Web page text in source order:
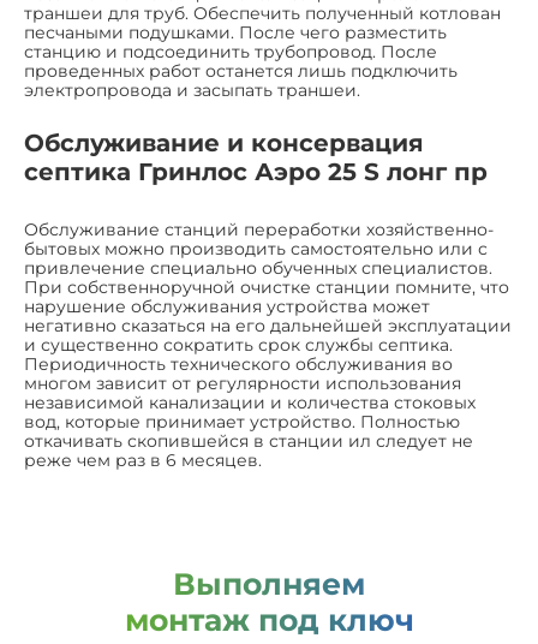
траншеи для труб. Обеспечить полученный котлован
песчаными подушками. После чего разместить
станцию и подсоединить трубопровод. После
проведенных работ останется лишь подключить
электропровода и засыпать траншеи.
Обслуживание и консервация
септика Гринлос Аэро 25 S лонг пр
Обслуживание станций переработки хозяйственно-
бытовых можно производить самостоятельно или с
привлечение специально обученных специалистов.
При собственноручной очистке станции помните, что
нарушение обслуживания устройства может
негативно сказаться на его дальнейшей эксплуатации
и существенно сократить срок службы септика.
Периодичность технического обслуживания во
многом зависит от регулярности использования
независимой канализации и количества стоковых
вод, которые принимает устройство. Полностью
откачивать скопившейся в станции ил следует не
реже чем раз в 6 месяцев.
Выполняем
монтаж под ключ